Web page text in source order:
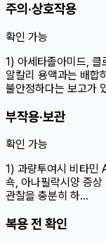
주의·상호작용
확인 가능
1) 아세타졸아미드, 클
알칼리 용액과는 배합
불안정하다는 보고가
부작용·보관
확인 가능
1) 과량투여시 비타민
쇽, 아나필락시양 증
관찰을 충분히 하…
복용 전 확인